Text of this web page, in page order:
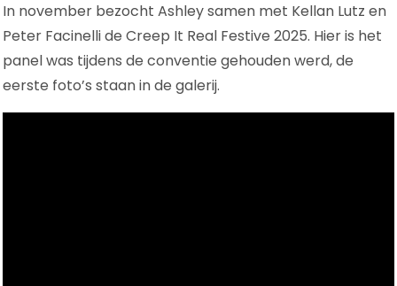
FAMILY
REUNION:
FESTIVE
TALES
In november bezocht Ashley samen met Kellan Lutz en
Peter Facinelli de Creep It Real Festive 2025. Hier is het
panel was tijdens de conventie gehouden werd, de
eerste foto’s staan in de galerij.